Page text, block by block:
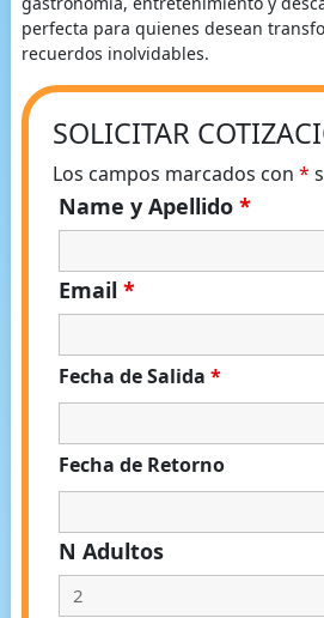
perfecta para quienes desean
recuerdos inolvidables.
SOLICITAR
Los campos marcados con *
Name y Apellido *
Email *
Fecha de Salida *
Fecha de Retorno
N Adultos